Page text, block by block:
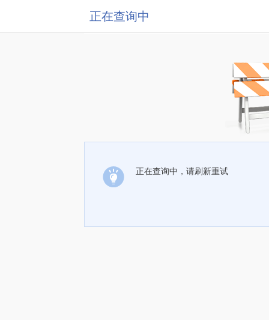
正在查询中
正在查询中，请刷新重试